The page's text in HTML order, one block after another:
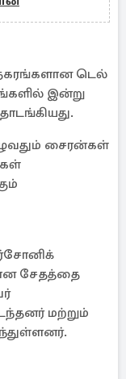
டெல்
இன்று
சைரன்கள்
சேதத்தை
மற்றும்